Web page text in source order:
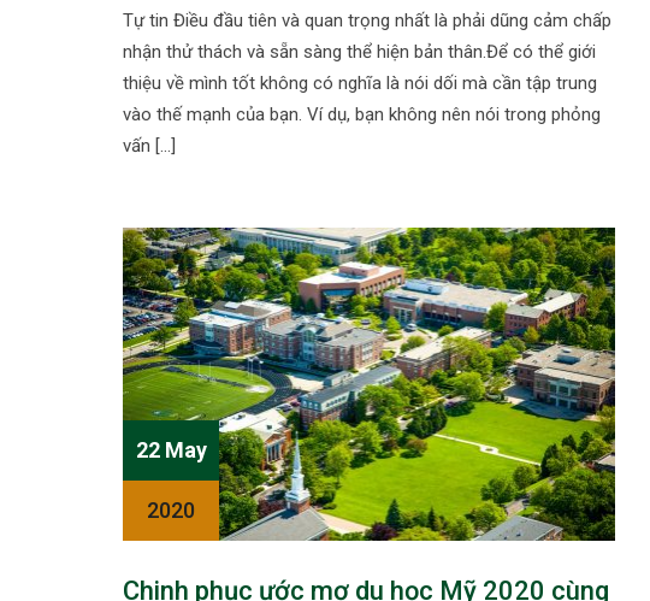
Tự tin Điều đầu tiên và quan trọng nhất là phải dũng cảm chấp
nhận thử thách và sẵn sàng thể hiện bản thân.Để có thể giới
thiệu về mình tốt không có nghĩa là nói dối mà cần tập trung
vào thế mạnh của bạn. Ví dụ, bạn không nên nói trong phỏng
vấn […]
22 May
2020
Chinh phục ước mơ du học Mỹ 2020 cùng